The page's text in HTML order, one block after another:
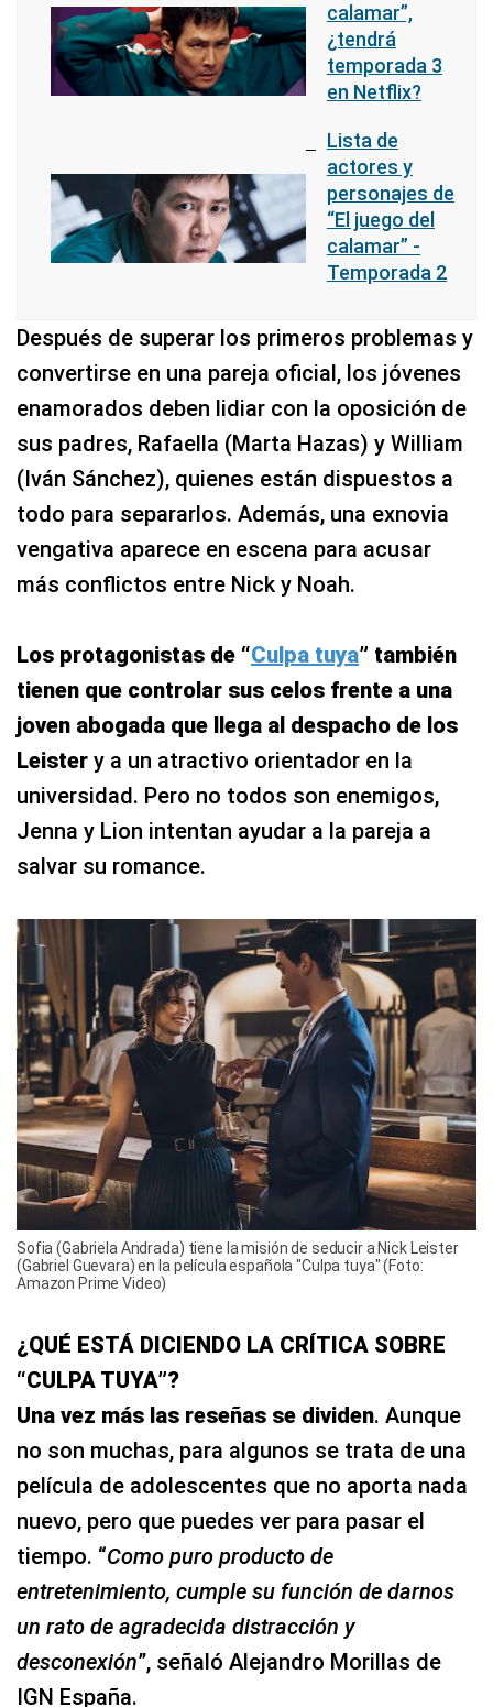
calamar”,
¿tendrá
temporada 3
en Netflix?
Lista de
actores y
personajes de
“El juego del
calamar” -
Temporada 2
Después de superar los primeros problemas y
convertirse en una pareja oficial, los jóvenes
enamorados deben lidiar con la oposición de
sus padres, Rafaella (Marta Hazas) y William
(Iván Sánchez), quienes están dispuestos a
todo para separarlos. Además, una exnovia
vengativa aparece en escena para acusar
más conflictos entre Nick y Noah.
Los protagonistas de “Culpa tuya” también
tienen que controlar sus celos frente a una
joven abogada que llega al despacho de los
Leister y a un atractivo orientador en la
universidad. Pero no todos son enemigos,
Jenna y Lion intentan ayudar a la pareja a
salvar su romance.
Sofia (Gabriela Andrada) tiene la misión de seducir a Nick Leister
(Gabriel Guevara) en la película española "Culpa tuya" (Foto:
Amazon Prime Video)
¿QUÉ ESTÁ DICIENDO LA CRÍTICA SOBRE
“CULPA TUYA”?
Una vez más las reseñas se dividen. Aunque
no son muchas, para algunos se trata de una
película de adolescentes que no aporta nada
nuevo, pero que puedes ver para pasar el
tiempo. “Como puro producto de
entretenimiento, cumple su función de darnos
un rato de agradecida distracción y
desconexión”, señaló Alejandro Morillas de
IGN España.